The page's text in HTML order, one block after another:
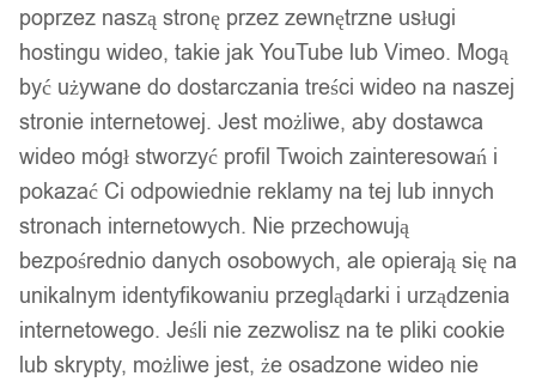
poprzez naszą stronę przez zewnętrzne usługi
hostingu wideo, takie jak YouTube lub Vimeo. Mogą
być używane do dostarczania treści wideo na naszej
stronie internetowej. Jest możliwe, aby dostawca
wideo mógł stworzyć profil Twoich zainteresowań i
pokazać Ci odpowiednie reklamy na tej lub innych
stronach internetowych. Nie przechowują
bezpośrednio danych osobowych, ale opierają się na
unikalnym identyfikowaniu przeglądarki i urządzenia
internetowego. Jeśli nie zezwolisz na te pliki cookie
lub skrypty, możliwe jest, że osadzone wideo nie